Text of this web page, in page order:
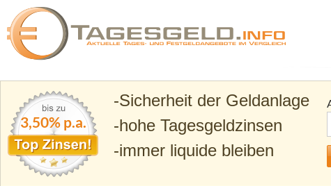
Tagesgeld.info – Tagesgeldkonten vergleichen und
3,50% p.a.
Sicherheit der Geldanlage
hohe Tagesgeldzinsen
immer liquide bleiben